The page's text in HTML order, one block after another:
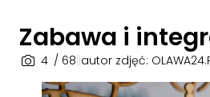
Zabawa i
4 / 68 autor zdjęć: